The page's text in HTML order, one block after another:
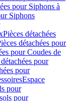
pour Siphons à
Siphons
Pièces détachées
détachées pour
pour Coudes de
pour
pour
Espace
pour
pour